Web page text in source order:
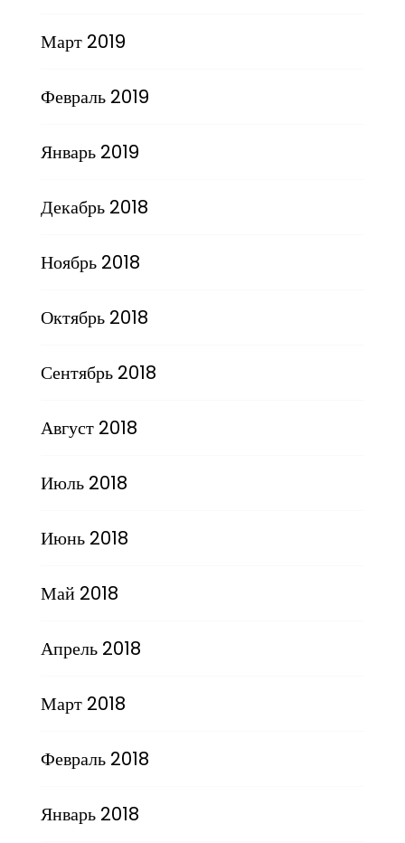
Март 2019
Февраль 2019
Январь 2019
Декабрь 2018
Ноябрь 2018
Октябрь 2018
Сентябрь 2018
Август 2018
Июль 2018
Июнь 2018
Май 2018
Апрель 2018
Март 2018
Февраль 2018
Январь 2018